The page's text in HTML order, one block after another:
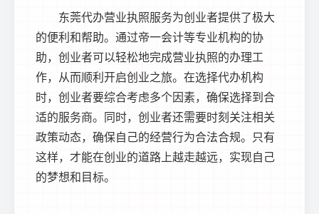
东莞代办营业执照服务为创业者提供了极大
的便利和帮助。通过帝一会计等专业机构的协
助，创业者可以轻松地完成营业执照的办理工
作，从而顺利开启创业之旅。在选择代办机构
时，创业者要综合考虑多个因素，确保选择到合
适的服务商。同时，创业者还需要时刻关注相关
政策动态，确保自己的经营行为合法合规。只有
这样，才能在创业的道路上越走越远，实现自己
的梦想和目标。